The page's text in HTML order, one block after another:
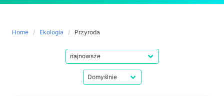
Home Ekologia Przyroda